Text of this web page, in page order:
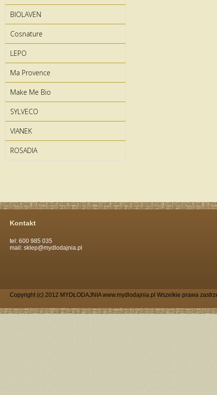
BIOLAVEN
Cosnature
LEPO
Ma Provence
Make Me Bio
SYLVECO
VIANEK
ROSADIA
Kontakt
tel: 600 985 035
mail: sklep@mydlodajnia.pl
Copyright (c) 2012 MYDŁODAJNIA www.mydlodajnia.pl Wszelkie prawa